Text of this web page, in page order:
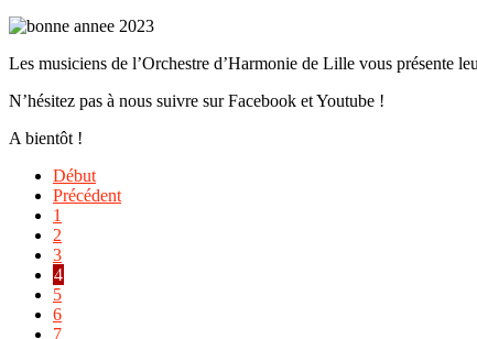
Les musiciens de l’Orchestre d’Harmonie de Lille vous présente
N’hésitez pas à nous suivre sur Facebook et Youtube !
A bientôt !
Début
Précédent
1
2
3
4
5
6
7